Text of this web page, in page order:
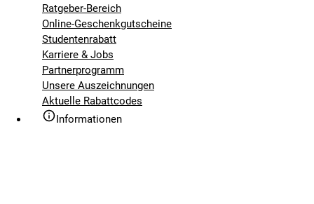
Ratgeber-Bereich
Online-Geschenkgutscheine
Studentenrabatt
Karriere & Jobs
Partnerprogramm
Unsere Auszeichnungen
Aktuelle Rabattcodes
Informationen